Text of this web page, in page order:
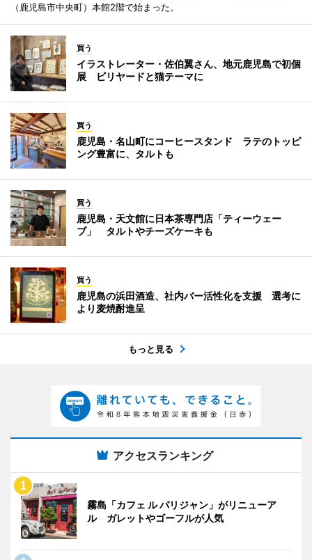
（鹿児島市中央町）本館2階で始まった。
買う
イラストレーター・佐伯翼さん、地元鹿児島で初個
展 ビリヤードと猫テーマに
買う
鹿児島・名山町にコーヒースタンド ラテのトッピ
ング豊富に、タルトも
買う
鹿児島・天文館に日本茶専門店「ティーウェー
ブ」 タルトやチーズケーキも
買う
鹿児島の浜田酒造、社内バー活性化を支援 選考に
より麦焼酎進呈
もっと見る
アクセスランキング
霧島「カフェ ル パリジャン」がリニューア
ル ガレットやゴーフルが人気